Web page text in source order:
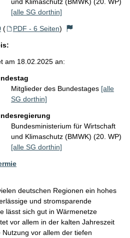
[alle SG dorthin]
( PDF - 6 Seiten)
am 18.02.2025 an:
Mitglieder des Bundestages [alle
SG dorthin]
Bundesministerium für Wirtschaft
und Klimaschutz (BMWK) (20. WP)
[alle SG dorthin]
deutschen Regionen ein hohes
und stromsparende
lässt sich gut in Wärmenetze
vor allem in der kalten Jahreszeit
vor allem der tiefen